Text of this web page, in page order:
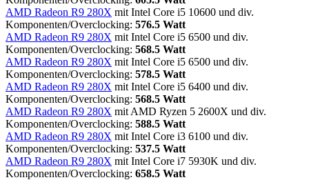
AMD Radeon R9 280X mit Intel Core i5 10600 und div.
Komponenten/Overclocking: 576.5 Watt
AMD Radeon R9 280X mit Intel Core i5 6500 und div.
Komponenten/Overclocking: 568.5 Watt
AMD Radeon R9 280X mit Intel Core i5 6500 und div.
Komponenten/Overclocking: 578.5 Watt
AMD Radeon R9 280X mit Intel Core i5 6400 und div.
Komponenten/Overclocking: 568.5 Watt
AMD Radeon R9 280X mit AMD Ryzen 5 2600X und div.
Komponenten/Overclocking: 588.5 Watt
AMD Radeon R9 280X mit Intel Core i3 6100 und div.
Komponenten/Overclocking: 537.5 Watt
AMD Radeon R9 280X mit Intel Core i7 5930K und div.
Komponenten/Overclocking: 658.5 Watt